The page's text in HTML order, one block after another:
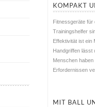
KOMPAKT
Fitnessgeräte für
Trainingshelfer
Effektivität ist ein
Handgriffen lässt
Menschen
Erfordernissen
MIT BALL